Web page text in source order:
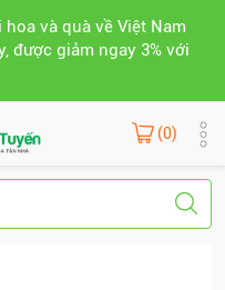
hoa và quà về Việt Nam
được giảm ngay 3% với
(0)